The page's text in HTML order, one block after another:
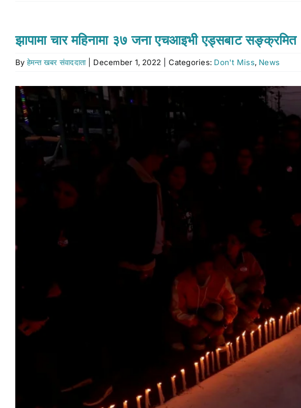
झापामा चार महिनामा ३७ जना एचआइभी एड्सबाट सङ्क्रमित
Byहेमन्त खबर संवाददाता December 1, 2022 Categories: Don't Miss, News
View
Larger
Image